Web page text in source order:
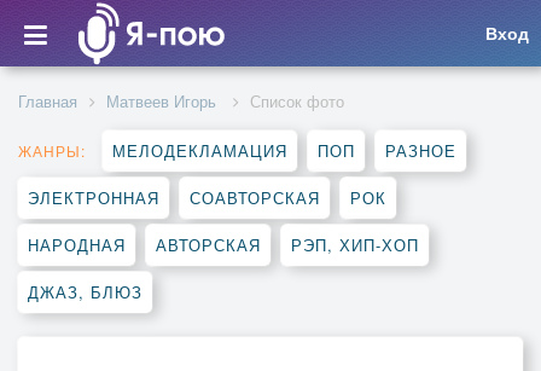
Вход
Главная Матвеев Игорь Список фото
ЖАНРЫ: МЕЛОДЕКЛАМАЦИЯ ПОП РАЗНОЕ
ЭЛЕКТРОННАЯ СОАВТОРСКАЯ РОК
НАРОДНАЯ АВТОРСКАЯ РЭП, ХИП-ХОП
ДЖАЗ, БЛЮЗ